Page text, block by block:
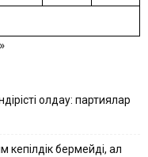
қолдау: партиялар
кепілдік бермейді, ал